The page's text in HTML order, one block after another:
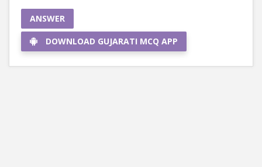
ANSWER
DOWNLOAD GUJARATI MCQ APP